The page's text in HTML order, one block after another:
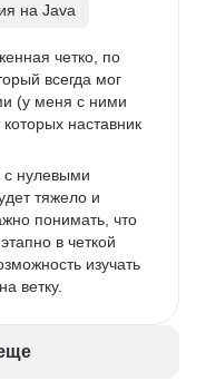
на Java
четко, по
всегда мог
(у меня с ними
наставник
с нулевыми
тяжело и
понимать, что
в четкой
изучать
ветку.